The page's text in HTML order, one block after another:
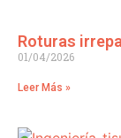
Roturas
01/04/2026
Leer Más »